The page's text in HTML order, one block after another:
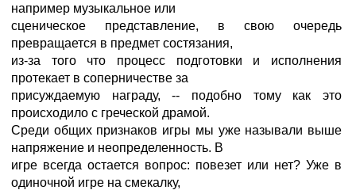
например музыкальное или
сценическое представление, в свою очередь
превращается в предмет состязания,
из-за того что процесс подготовки и исполнения
протекает в соперничестве за
присуждаемую награду, -- подобно тому как это
происходило с греческой драмой.
Среди общих признаков игры мы уже называли выше
напряжение и неопределенность. В
игре всегда остается вопрос: повезет или нет? Уже в
одиночной игре на смекалку,